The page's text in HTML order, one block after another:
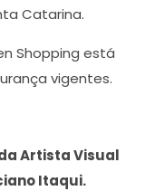
Catarina.
Shopping está
vigentes.
Artista Visual
Itaqui.